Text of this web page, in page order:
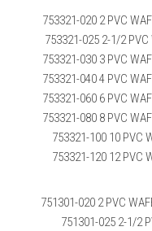
753321-020 2 PVC
753321-025 2-1/2 PVC
753321-030 3 PVC
753321-040 4 PVC
753321-060 6 PVC
753321-080 8 PVC
753321-100 10 PVC
753321-120 12 PVC
751301-020 2 PVC
751301-025 2-1/2